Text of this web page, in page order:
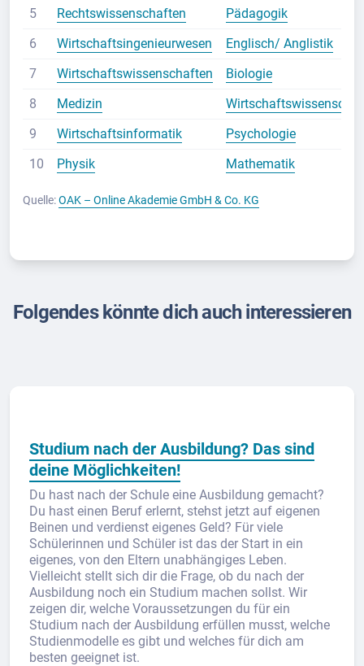
5
Rechtswissenschaften
Pädagogik
6
Wirtschaftsingenieurwesen
Englisch/ Anglistik
7
Wirtschaftswissenschaften
Biologie
8
Medizin
9
Wirtschaftsinformatik
Psychologie
10
Physik Mathematik
Quelle:OAK – Online Akademie GmbH & Co. KG
Folgendes könnte dich auch interessieren
Studium nach der Ausbildung? Das sind
deine Möglichkeiten!
Du hast nach der Schule eine Ausbildung gemacht?
Du hast einen Beruf erlernt, stehst jetzt auf eigenen
Beinen und verdienst eigenes Geld? Für viele
Schülerinnen und Schüler ist das der Start in ein
eigenes, von den Eltern unabhängiges Leben.
Vielleicht stellt sich dir die Frage, ob du nach der
Ausbildung noch ein Studium machen sollst. Wir
zeigen dir, welche Voraussetzungen du für ein
Studium nach der Ausbildung erfüllen musst, welche
Studienmodelle es gibt und welches für dich am
besten geeignet ist.